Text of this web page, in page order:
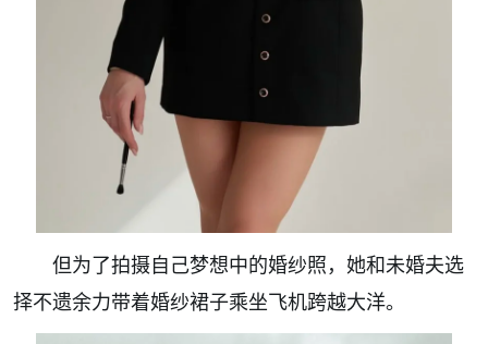
但为了拍摄自己梦想中的婚纱照，她和未婚夫选
择不遗余力带着婚纱裙子乘坐飞机跨越大洋。